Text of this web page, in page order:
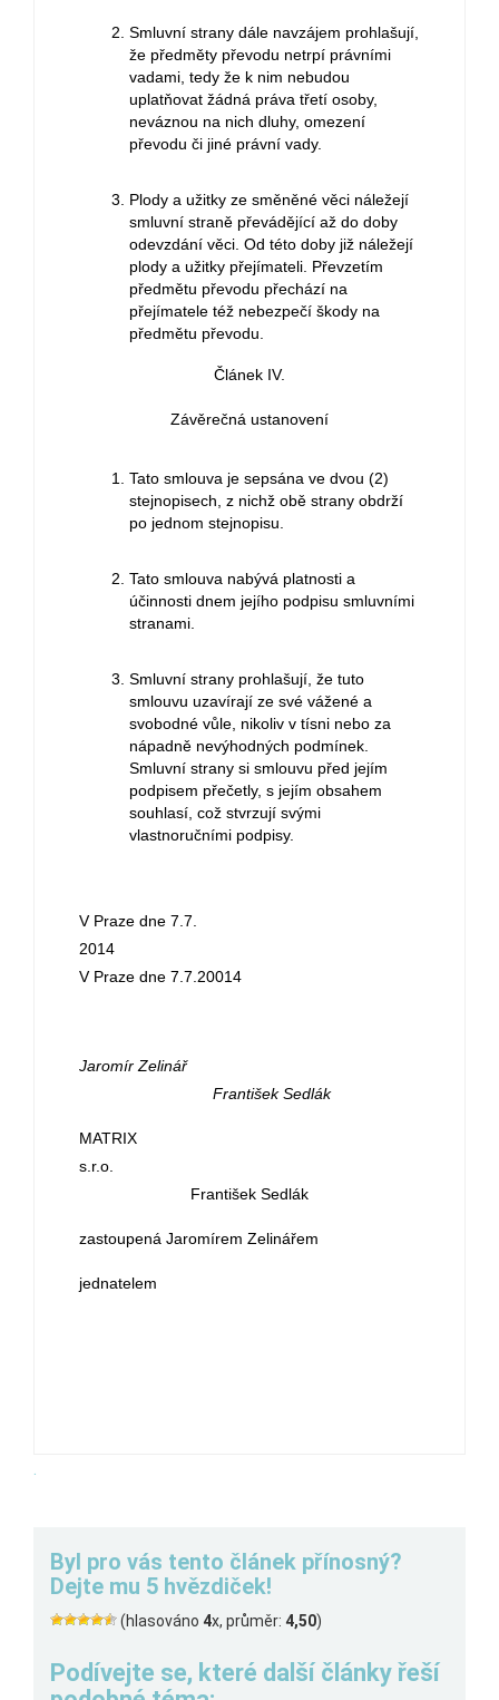
Smluvní strany dále navzájem prohlašují,
že předměty převodu netrpí právními
vadami, tedy že k nim nebudou
uplatňovat žádná práva třetí osoby,
neváznou na nich dluhy, omezení
převodu či jiné právní vady.
Plody a užitky ze směněné věci náležejí
smluvní straně převádějící až do doby
odevzdání věci. Od této doby již náležejí
plody a užitky přejímateli. Převzetím
předmětu převodu přechází na
přejímatele též nebezpečí škody na
předmětu převodu.
Článek IV.
Závěrečná ustanovení
Tato smlouva je sepsána ve dvou (2)
stejnopisech, z nichž obě strany obdrží
po jednom stejnopisu.
Tato smlouva nabývá platnosti a
účinnosti dnem jejího podpisu smluvními
stranami.
Smluvní strany prohlašují, že tuto
smlouvu uzavírají ze své vážené a
svobodné vůle, nikoliv v tísni nebo za
nápadně nevýhodných podmínek.
Smluvní strany si smlouvu před jejím
podpisem přečetly, s jejím obsahem
souhlasí, což stvrzují svými
vlastnoručními podpisy.
V Praze dne 7.7.
2014
V Praze dne 7.7.20014
Jaromír Zelinář
František Sedlák
MATRIX
s.r.o.
František Sedlák
zastoupená Jaromírem Zelinářem
jednatelem
.
Byl pro vás tento článek přínosný?
Dejte mu 5 hvězdiček!
(hlasováno 4x, průměr: 4,50)
Podívejte se, které další články řeší